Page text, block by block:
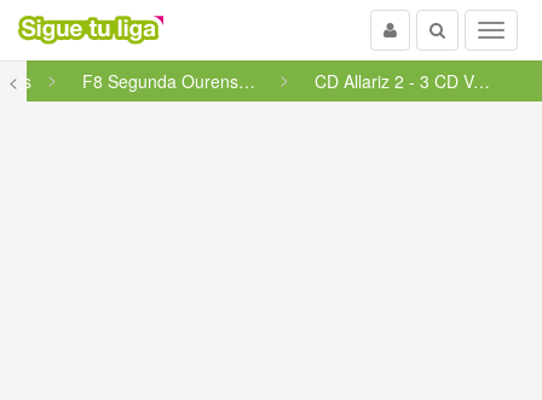
Menu
Buscar
Usuario
<
F8 Segunda Ourense - Grupo 42 CD Allariz 2 - 3 CD Velle B